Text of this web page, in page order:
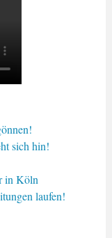
sich hin!
in Köln
laufen!